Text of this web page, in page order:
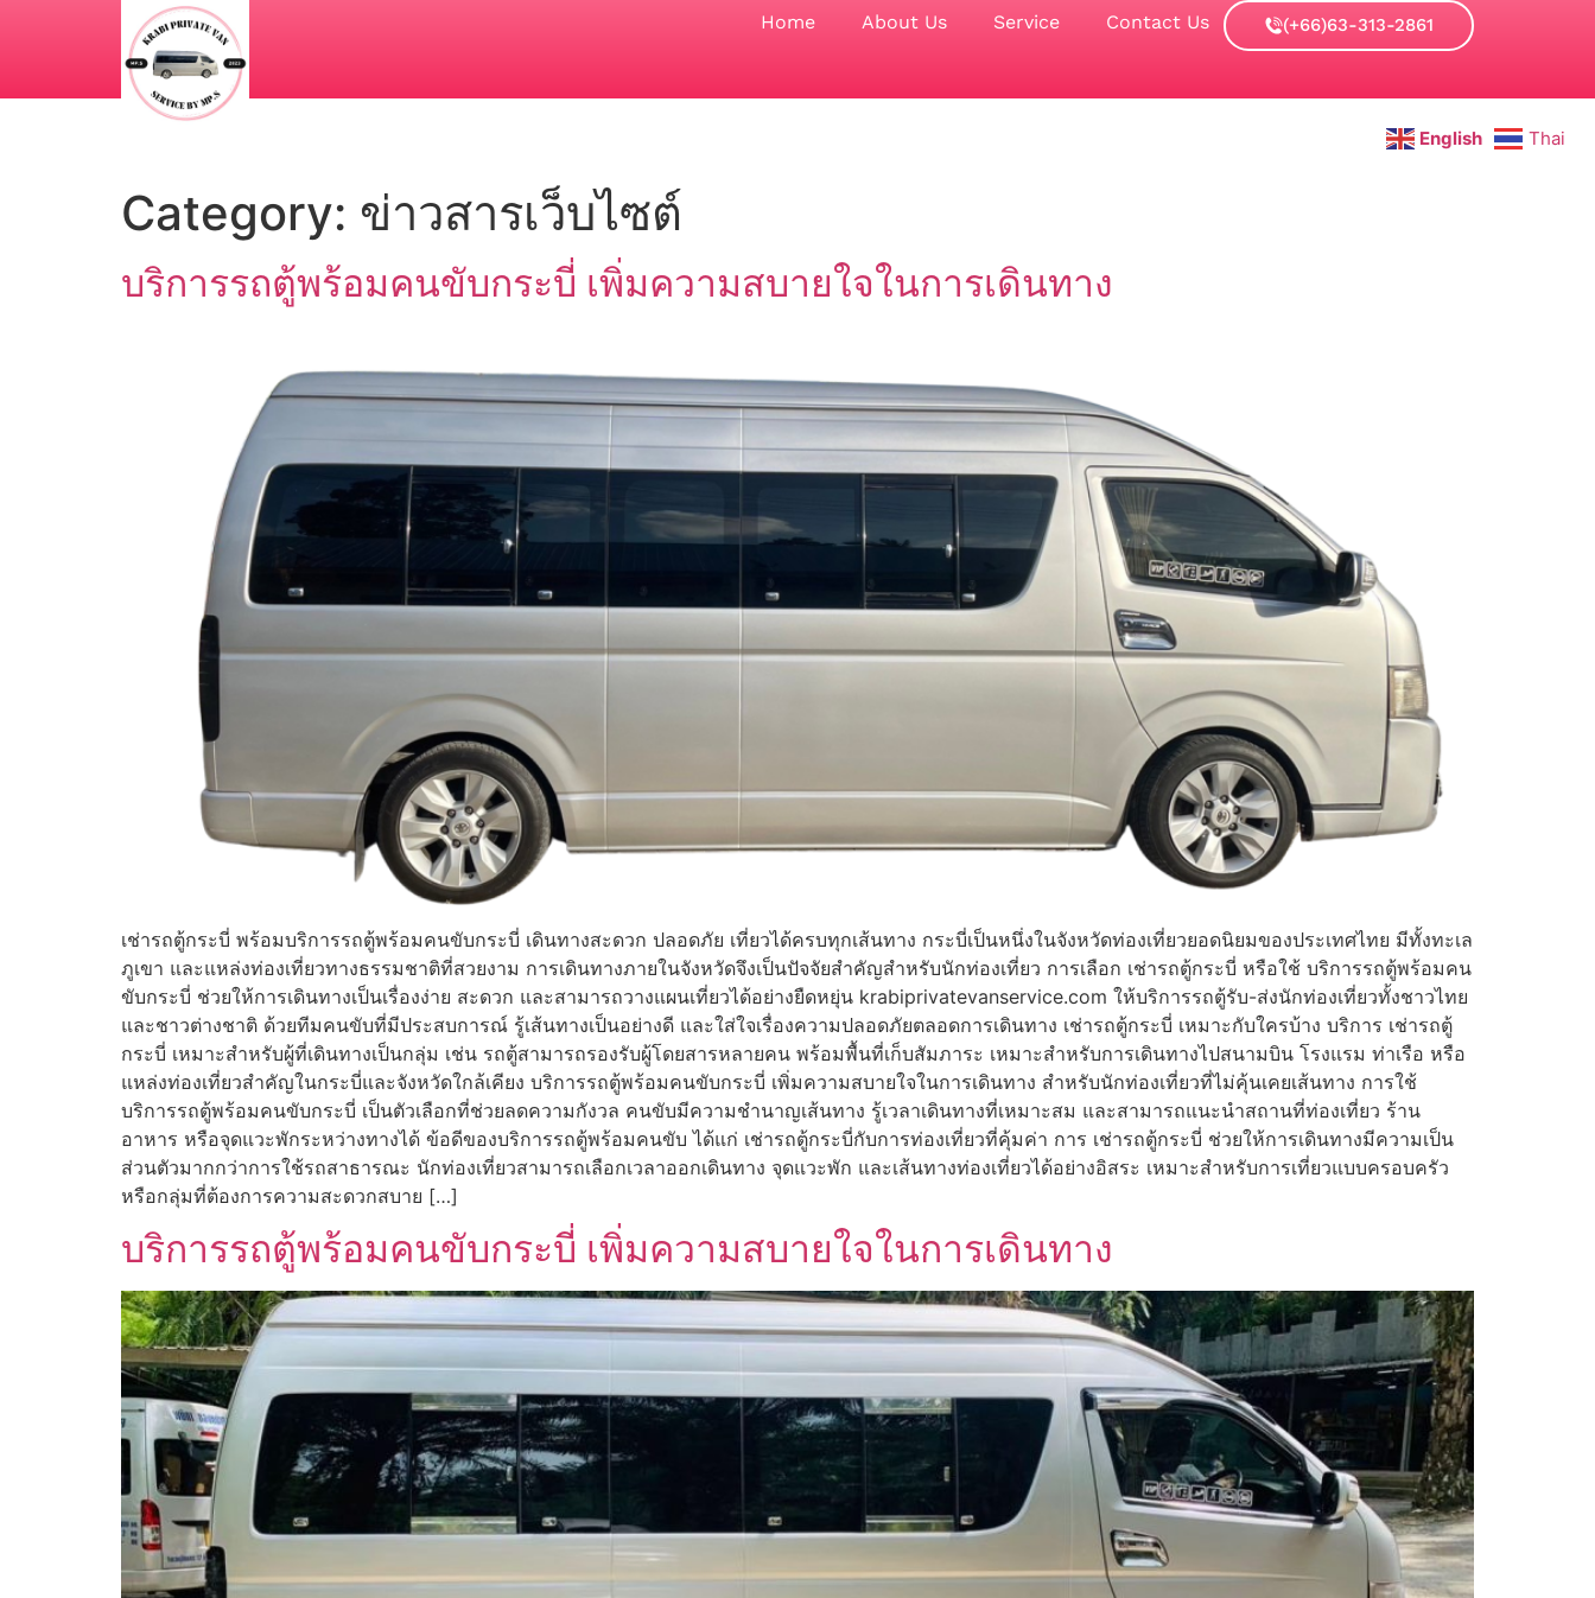
Home About Us Service Contact Us (+66)63-313-2861
English Thai
Category: ข่าวสารเว็บไซต์
บริการรถตู้พร้อมคนขับกระบี่ เพิ่มความสบายใจในการเดินทาง
เช่ารถตู้กระบี่ พร้อมบริการรถตู้พร้อมคนขับกระบี่ เดินทางสะดวก ปลอดภัย เที่ยวได้ครบทุกเส้นทาง กระบี่เป็นหนึ่งในจังหวัดท่องเที่ยวยอดนิยมของประเทศไทย มีทั้งทะเล
ภูเขา และแหล่งท่องเที่ยวทางธรรมชาติที่สวยงาม การเดินทางภายในจังหวัดจึงเป็นปัจจัยสำคัญสำหรับนักท่องเที่ยว การเลือก เช่ารถตู้กระบี่ หรือใช้ บริการรถตู้พร้อมคน
ขับกระบี่ ช่วยให้การเดินทางเป็นเรื่องง่าย สะดวก และสามารถวางแผนเที่ยวได้อย่างยืดหยุ่น krabiprivatevanservice.com ให้บริการรถตู้รับ-ส่งนักท่องเที่ยวทั้งชาวไทย
และชาวต่างชาติ ด้วยทีมคนขับที่มีประสบการณ์ รู้เส้นทางเป็นอย่างดี และใส่ใจเรื่องความปลอดภัยตลอดการเดินทาง เช่ารถตู้กระบี่ เหมาะกับใครบ้าง บริการ เช่ารถตู้
กระบี่ เหมาะสำหรับผู้ที่เดินทางเป็นกลุ่ม เช่น รถตู้สามารถรองรับผู้โดยสารหลายคน พร้อมพื้นที่เก็บสัมภาระ เหมาะสำหรับการเดินทางไปสนามบิน โรงแรม ท่าเรือ หรือ
แหล่งท่องเที่ยวสำคัญในกระบี่และจังหวัดใกล้เคียง บริการรถตู้พร้อมคนขับกระบี่ เพิ่มความสบายใจในการเดินทาง สำหรับนักท่องเที่ยวที่ไม่คุ้นเคยเส้นทาง การใช้
บริการรถตู้พร้อมคนขับกระบี่ เป็นตัวเลือกที่ช่วยลดความกังวล คนขับมีความชำนาญเส้นทาง รู้เวลาเดินทางที่เหมาะสม และสามารถแนะนำสถานที่ท่องเที่ยว ร้าน
อาหาร หรือจุดแวะพักระหว่างทางได้ ข้อดีของบริการรถตู้พร้อมคนขับ ได้แก่ เช่ารถตู้กระบี่กับการท่องเที่ยวที่คุ้มค่า การ เช่ารถตู้กระบี่ ช่วยให้การเดินทางมีความเป็น
ส่วนตัวมากกว่าการใช้รถสาธารณะ นักท่องเที่ยวสามารถเลือกเวลาออกเดินทาง จุดแวะพัก และเส้นทางท่องเที่ยวได้อย่างอิสระ เหมาะสำหรับการเที่ยวแบบครอบครัว
หรือกลุ่มที่ต้องการความสะดวกสบาย […]
บริการรถตู้พร้อมคนขับกระบี่ เพิ่มความสบายใจในการเดินทาง